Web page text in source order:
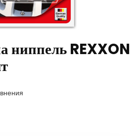
ниппель REXXON